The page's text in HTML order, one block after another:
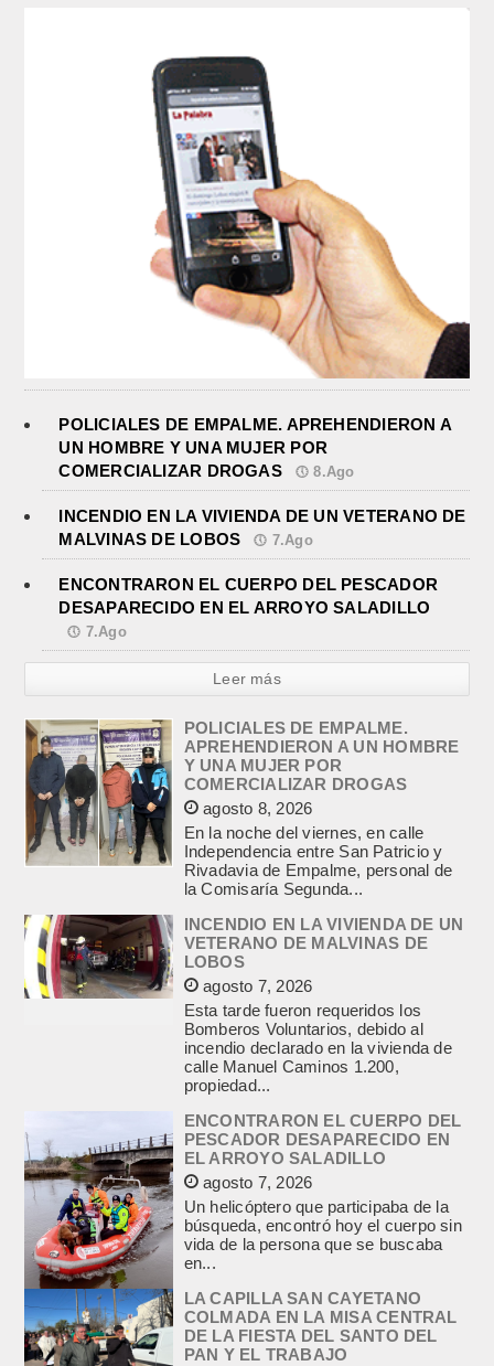
POLICIALES DE EMPALME. APREHENDIERON A
UN HOMBRE Y UNA MUJER POR
COMERCIALIZAR DROGAS
8.Ago
INCENDIO EN LA VIVIENDA DE UN VETERANO DE
MALVINAS DE LOBOS
7.Ago
ENCONTRARON EL CUERPO DEL PESCADOR
DESAPARECIDO EN EL ARROYO SALADILLO
7.Ago
Leer más
POLICIALES DE EMPALME.
APREHENDIERON A UN HOMBRE
Y UNA MUJER POR
COMERCIALIZAR DROGAS
agosto 8, 2026
En la noche del viernes, en calle
Independencia entre San Patricio y
Rivadavia de Empalme, personal de
la Comisaría Segunda...
INCENDIO EN LA VIVIENDA DE UN
VETERANO DE MALVINAS DE
LOBOS
agosto 7, 2026
Esta tarde fueron requeridos los
Bomberos Voluntarios, debido al
incendio declarado en la vivienda de
calle Manuel Caminos 1.200,
propiedad...
ENCONTRARON EL CUERPO DEL
PESCADOR DESAPARECIDO EN
EL ARROYO SALADILLO
agosto 7, 2026
Un helicóptero que participaba de la
búsqueda, encontró hoy el cuerpo sin
vida de la persona que se buscaba
en...
LA CAPILLA SAN CAYETANO
COLMADA EN LA MISA CENTRAL
DE LA FIESTA DEL SANTO DEL
PAN Y EL TRABAJO